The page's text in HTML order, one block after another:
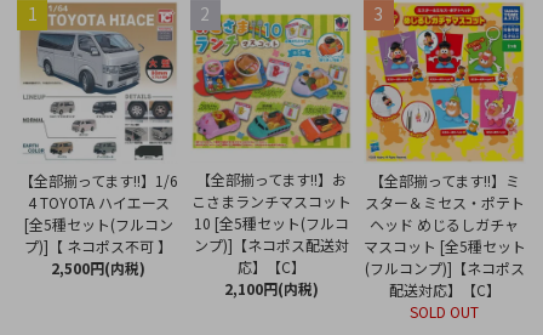
1
【全部揃ってます!!】1/6
4 TOYOTA ハイエース
[全5種セット(フルコン
プ)]【 ネコポス不可 】
2,500円(内税)
2
【全部揃ってます!!】お
こさまランチマスコット
10 [全5種セット(フルコ
ンプ)]【ネコポス配送対
応】【C】
2,100円(内税)
3
【全部揃ってます!!】ミ
スター＆ミセス・ポテト
ヘッド めじるしガチャ
マスコット [全5種セット
(フルコンプ)]【ネコポス
配送対応】【C】
SOLD OUT